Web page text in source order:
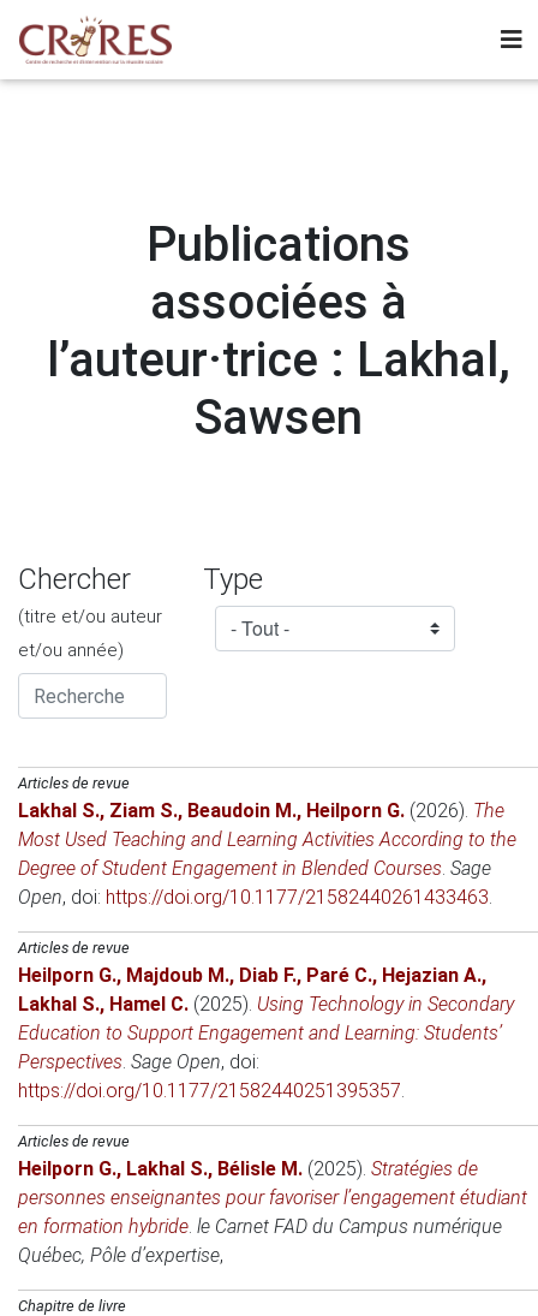
Publications
associées à
l’auteur·trice : Lakhal,
Sawsen
Chercher
(titre et/ou auteur
et/ou année)
Type
Articles de revue
Lakhal S., Ziam S., Beaudoin M., Heilporn G. (2026). The
Most Used Teaching and Learning Activities According to the
Degree of Student Engagement in Blended Courses. Sage
Open, doi: https://doi.org/10.1177/21582440261433463.
Articles de revue
Heilporn G., Majdoub M., Diab F., Paré C., Hejazian A.,
Lakhal S., Hamel C. (2025). Using Technology in Secondary
Education to Support Engagement and Learning: Students’
Perspectives. Sage Open, doi:
https://doi.org/10.1177/21582440251395357.
Articles de revue
Heilporn G., Lakhal S., Bélisle M. (2025). Stratégies de
personnes enseignantes pour favoriser l’engagement étudiant
en formation hybride. le Carnet FAD du Campus numérique
Québec, Pôle d’expertise,
Chapitre de livre